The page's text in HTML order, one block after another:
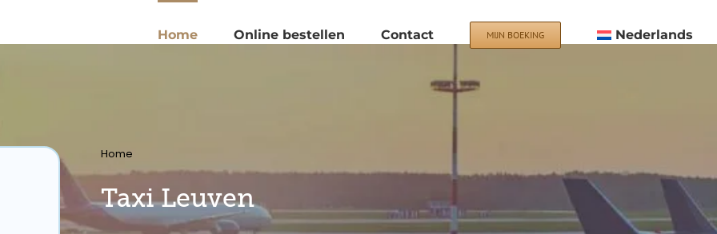
Home Online bestellen Contact MIJN BOEKING Nederlands
Home
Taxi Leuven